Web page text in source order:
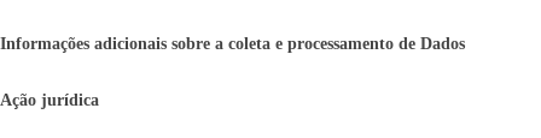
Informações adicionais sobre a coleta e processamento de Dados
Ação jurídica